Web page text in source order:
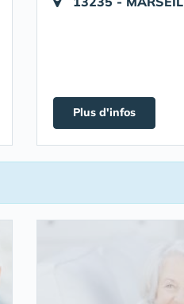
Plus d'infos